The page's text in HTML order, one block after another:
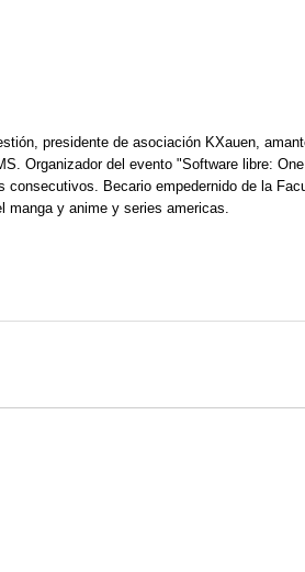
presidente de asociación KXauen,
Organizador del evento "Software libre:
Becario empedernido de la
manga y anime y series americas.